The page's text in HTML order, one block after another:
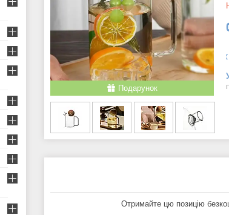
Подарунок
Отримайте цю позицію